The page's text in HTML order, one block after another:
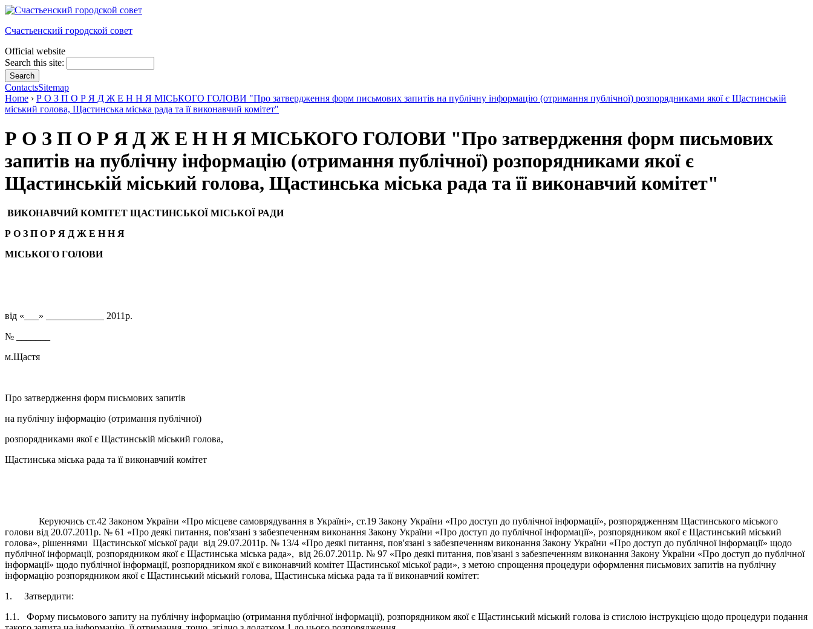
Счастьенский городской совет
Official website
Search this site:
ContactsSitemap
Home › Р О З П О Р Я Д Ж Е Н Н Я МІСЬКОГО ГОЛОВИ "Про затвердження форм письмових запитів на публічну інформацію (отримання публічної) розпорядниками якої є Щастинській
міський голова, Щастинська міська рада та її виконавчий комітет"
Р О З П О Р Я Д Ж Е Н Н Я МІСЬКОГО ГОЛОВИ "Про затвердження форм письмових
запитів на публічну інформацію (отримання публічної) розпорядниками якої є
Щастинській міський голова, Щастинська міська рада та її виконавчий комітет"
ВИКОНАВЧИЙ КОМІТЕТ ЩАСТИНСЬКОЇ МІСЬКОЇ РАДИ
Р О З П О Р Я Д Ж Е Н Н Я
МІСЬКОГО ГОЛОВИ
від «___» ____________ 2011р.
№ _______
м.Щастя
Про затвердження форм письмових запитів
на публічну інформацію (отримання публічної)
розпорядниками якої є Щастинській міський голова,
Щастинська міська рада та її виконавчий комітет
Керуючись ст.42 Законом України «Про місцеве самоврядування в Україні», ст.19 Закону України «Про доступ до публічної інформації», розпорядженням Щастинського міського
голови від 20.07.2011р. № 61 «Про деякі питання, пов'язані з забезпеченням виконання Закону України «Про доступ до публічної інформації», розпорядником якої є Щастинський міський
голова», рішеннями Щастинської міської ради від 29.07.2011р. № 13/4 «Про деякі питання, пов'язані з забезпеченням виконання Закону України «Про доступ до публічної інформації» щодо
публічної інформації, розпорядником якої є Щастинська міська рада», від 26.07.2011р. № 97 «Про деякі питання, пов'язані з забезпеченням виконання Закону України «Про доступ до публічної
інформації» щодо публічної інформації, розпорядником якої є виконавчий комітет Щастинської міської ради», з метою спрощення процедури оформлення письмових запитів на публічну
інформацію розпорядником якої є Щастинський міський голова, Щастинська міська рада та її виконавчий комітет:
1. Затвердити:
1.1. Форму письмового запиту на публічну інформацію (отримання публічної інформації), розпорядником якої є Щастинський міський голова із стислою інструкцією щодо процедури подання